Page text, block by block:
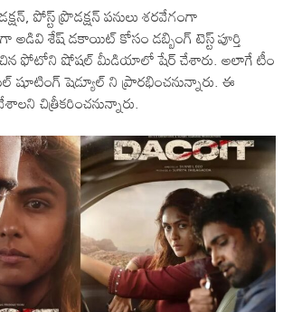
పోస్ట్ ప్రొడక్షన్ పనులు శరవేగంగా
అడివి శేష్ డకాయిట్ కోసం డబ్బింగ్ టెస్ట్ పూర్తి
ఫోటోని షోషల్ మీడియాలో షేర్ చేశారు. అలాగే టీం
షూటింగ్ షెడ్యూల్ ని ప్రారభించనున్నారు. ఈ
చిత్రీకరించనున్నారు.